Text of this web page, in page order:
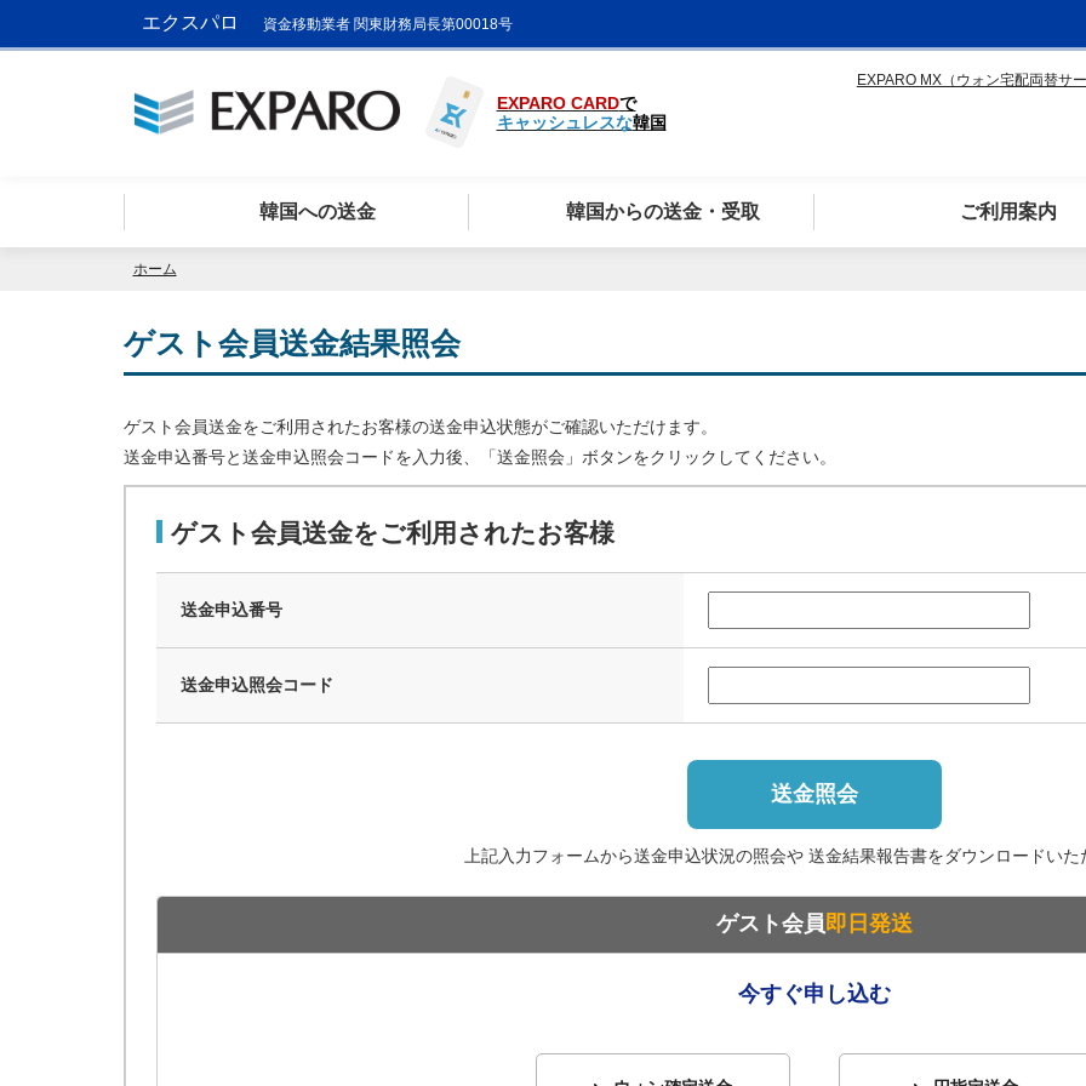
エクスパロ 資金移動業者 関東財務局長第00018号
EXPARO CARDで
キャッシュレスな韓国
EXPARO MX（ウォン宅配両替サー
韓国への送金 韓国からの送金・受取 ご利用案内
ホーム
ゲスト会員送金結果照会
ゲスト会員送金をご利用されたお客様の送金申込状態がご確認いただけます。
送金申込番号と送金申込照会コードを入力後、「送金照会」ボタンをクリックしてください。
ゲスト会員送金をご利用されたお客様
送金申込番号
送金申込照会コード
送金照会
上記入力フォームから送金申込状況の照会や 送金結果報告書をダウンロードいた
ゲスト会員即日発送
今すぐ申し込む